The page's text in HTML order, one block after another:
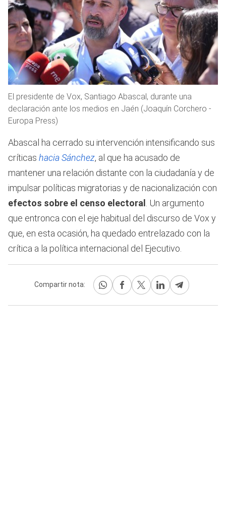
El presidente de Vox, Santiago Abascal, durante una
declaración ante los medios en Jaén (Joaquín Corchero -
Europa Press)
Abascal ha cerrado su intervención intensificando sus
críticas hacia Sánchez, al que ha acusado de
mantener una relación distante con la ciudadanía y de
impulsar políticas migratorias y de nacionalización con
efectos sobre el censo electoral . Un argumento
que entronca con el eje habitual del discurso de Vox y
que, en esta ocasión, ha quedado entrelazado con la
crítica a la política internacional del Ejecutivo.
Compartir nota: